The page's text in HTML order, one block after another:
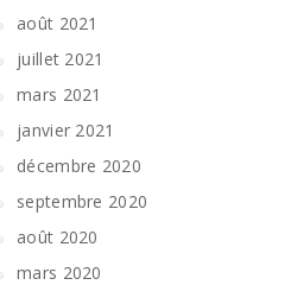
août 2021
juillet 2021
mars 2021
janvier 2021
décembre 2020
septembre 2020
août 2020
mars 2020